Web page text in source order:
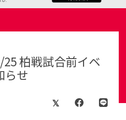
25 柏戦試合前イベ
らせ